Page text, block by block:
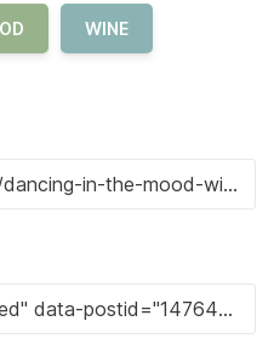
WINE